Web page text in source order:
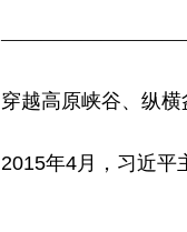
穿越高原峡谷、纵
2015年4月，习近平